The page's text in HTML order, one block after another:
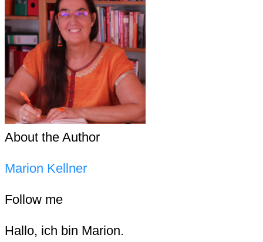
About the Author
Marion Kellner
Follow me
Hallo, ich bin Marion.